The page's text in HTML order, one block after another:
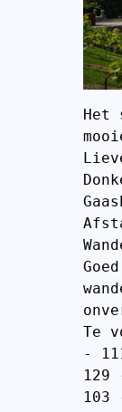
Het
Te
-
103